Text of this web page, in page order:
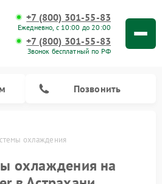
+7 (800) 301-55-83
Ежедневно, с 10:00 до 20:00
+7 (800) 301-55-83
Звонок бесплатный по РФ
Позвонить
охлаждения
охлаждения на